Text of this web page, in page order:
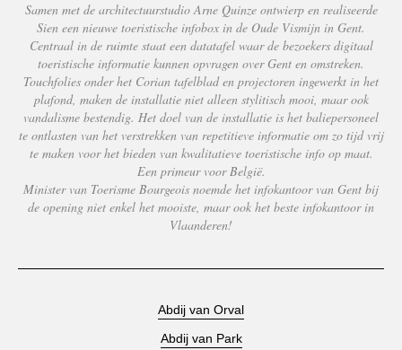
Samen met de architectuurstudio Arne Quinze ontwierp en realiseerde
Sien een nieuwe toeristische infobox in de Oude Vismijn in Gent.
Centraal in de ruimte staat een datatafel waar de bezoekers digitaal
toeristische informatie kunnen opvragen over Gent en omstreken.
Touchfolies onder het Corian tafelblad en projectoren ingewerkt in het
plafond, maken de installatie niet alleen stylitisch mooi, maar ook
vandalisme bestendig. Het doel van de installatie is het baliepersoneel
te ontlasten van het verstrekken van repetitieve informatie om zo tijd vrij
te maken voor het bieden van kwalitatieve toeristische info op maat.
Een primeur voor België.
Minister van Toerisme Bourgeois noemde het infokantoor van Gent bij
de opening niet enkel het mooiste, maar ook het beste infokantoor in
Vlaanderen!
Abdij van Orval
Abdij van Park